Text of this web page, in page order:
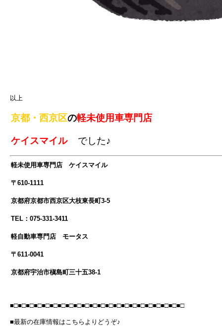
以上
京都・西京区の軽未使用車専門店
ケイスマイル でした♪
軽未使用車専門店 ケイスマイル
〒610-1111
京都府京都市西京区大枝東長町3-5
TEL：075-331-3411
軽自動車専門店 モータス
〒611-0041
京都府宇治市槇島町三十五38-1
■□■□■□■□■□■□■□■□■□■□■□■□■□■□■□■□■□■□■□■□■□■□
■最新の在庫情報はこちらよりどうぞ♪